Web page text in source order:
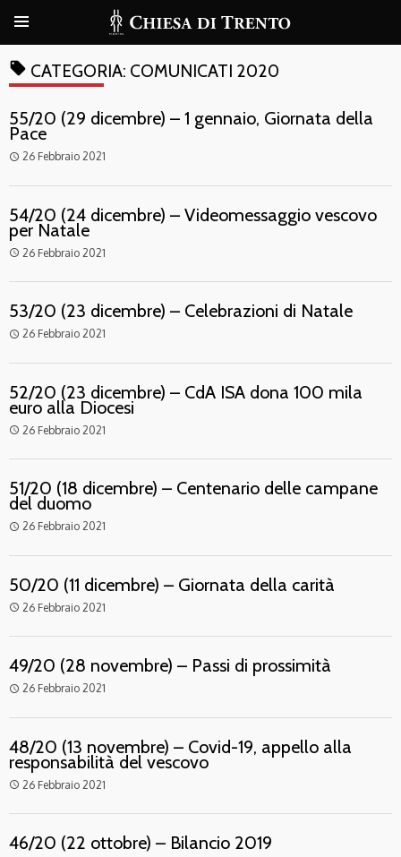
local_offer CATEGORIA: COMUNICATI 2020
55/20 (29 dicembre) – 1 gennaio, Giornata della
Pace
access_time 26 Febbraio 2021
54/20 (24 dicembre) – Videomessaggio vescovo
per Natale
access_time 26 Febbraio 2021
53/20 (23 dicembre) – Celebrazioni di Natale
access_time 26 Febbraio 2021
52/20 (23 dicembre) – CdA ISA dona 100 mila
euro alla Diocesi
access_time 26 Febbraio 2021
51/20 (18 dicembre) – Centenario delle campane
del duomo
access_time 26 Febbraio 2021
50/20 (11 dicembre) – Giornata della carità
access_time 26 Febbraio 2021
49/20 (28 novembre) – Passi di prossimità
access_time 26 Febbraio 2021
48/20 (13 novembre) – Covid-19, appello alla
responsabilità del vescovo
access_time 26 Febbraio 2021
46/20 (22 ottobre) – Bilancio 2019